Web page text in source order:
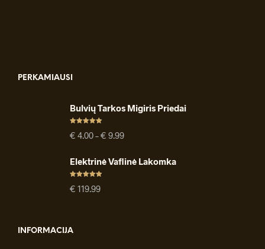
PERKAMIAUSI
Bulvių Tarkos Migiris Priedai
:4.91iš 5
€ 4.00–€ 9.99Price
through
Elektrinė Vaflinė Lakomka
:4.94iš 5
€ 119.99
INFORMACIJA